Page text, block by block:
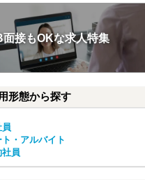
面接もOKな求人特集
形態から探す
員
・アルバイト
員